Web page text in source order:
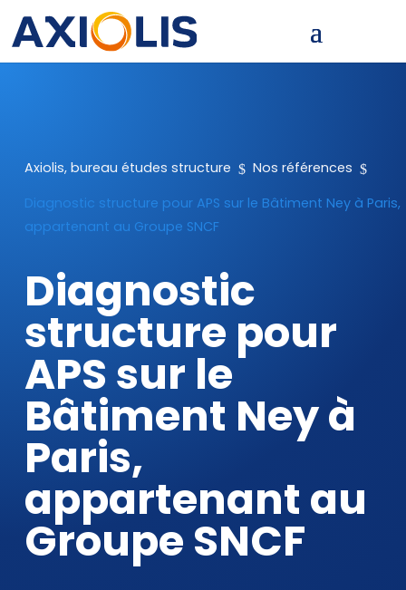
Axiolis, bureau études structure $ Nos références $
Diagnostic structure pour APS sur le Bâtiment Ney à Paris,
appartenant au Groupe SNCF
Diagnostic
structure pour
APS sur le
Bâtiment Ney à
Paris,
appartenant au
Groupe SNCF